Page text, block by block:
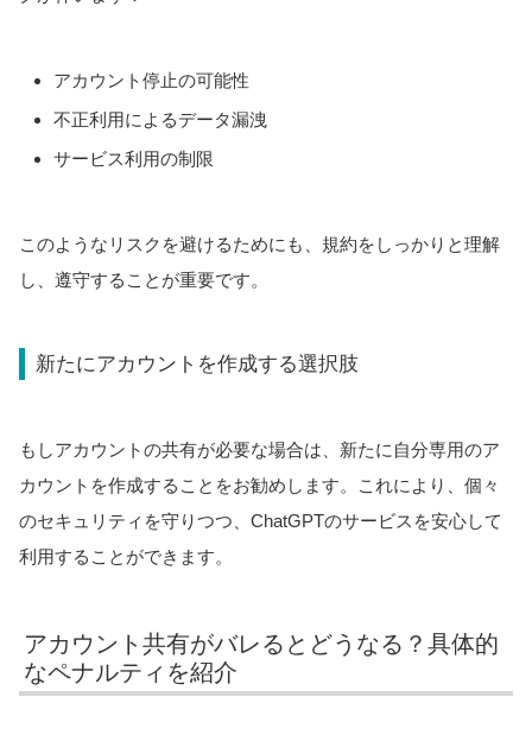
アカウント停止の可能性
不正利用によるデータ漏洩
サービス利用の制限
このようなリスクを避けるためにも、規約をしっかりと理解
し、遵守することが重要です。
新たにアカウントを作成する選択肢
もしアカウントの共有が必要な場合は、新たに自分専用のア
カウントを作成することをお勧めします。これにより、個々
のセキュリティを守りつつ、ChatGPTのサービスを安心して
利用することができます。
アカウント共有がバレるとどうなる？具体的
なペナルティを紹介